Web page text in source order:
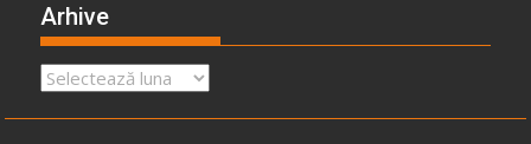
Arhive
Arhive